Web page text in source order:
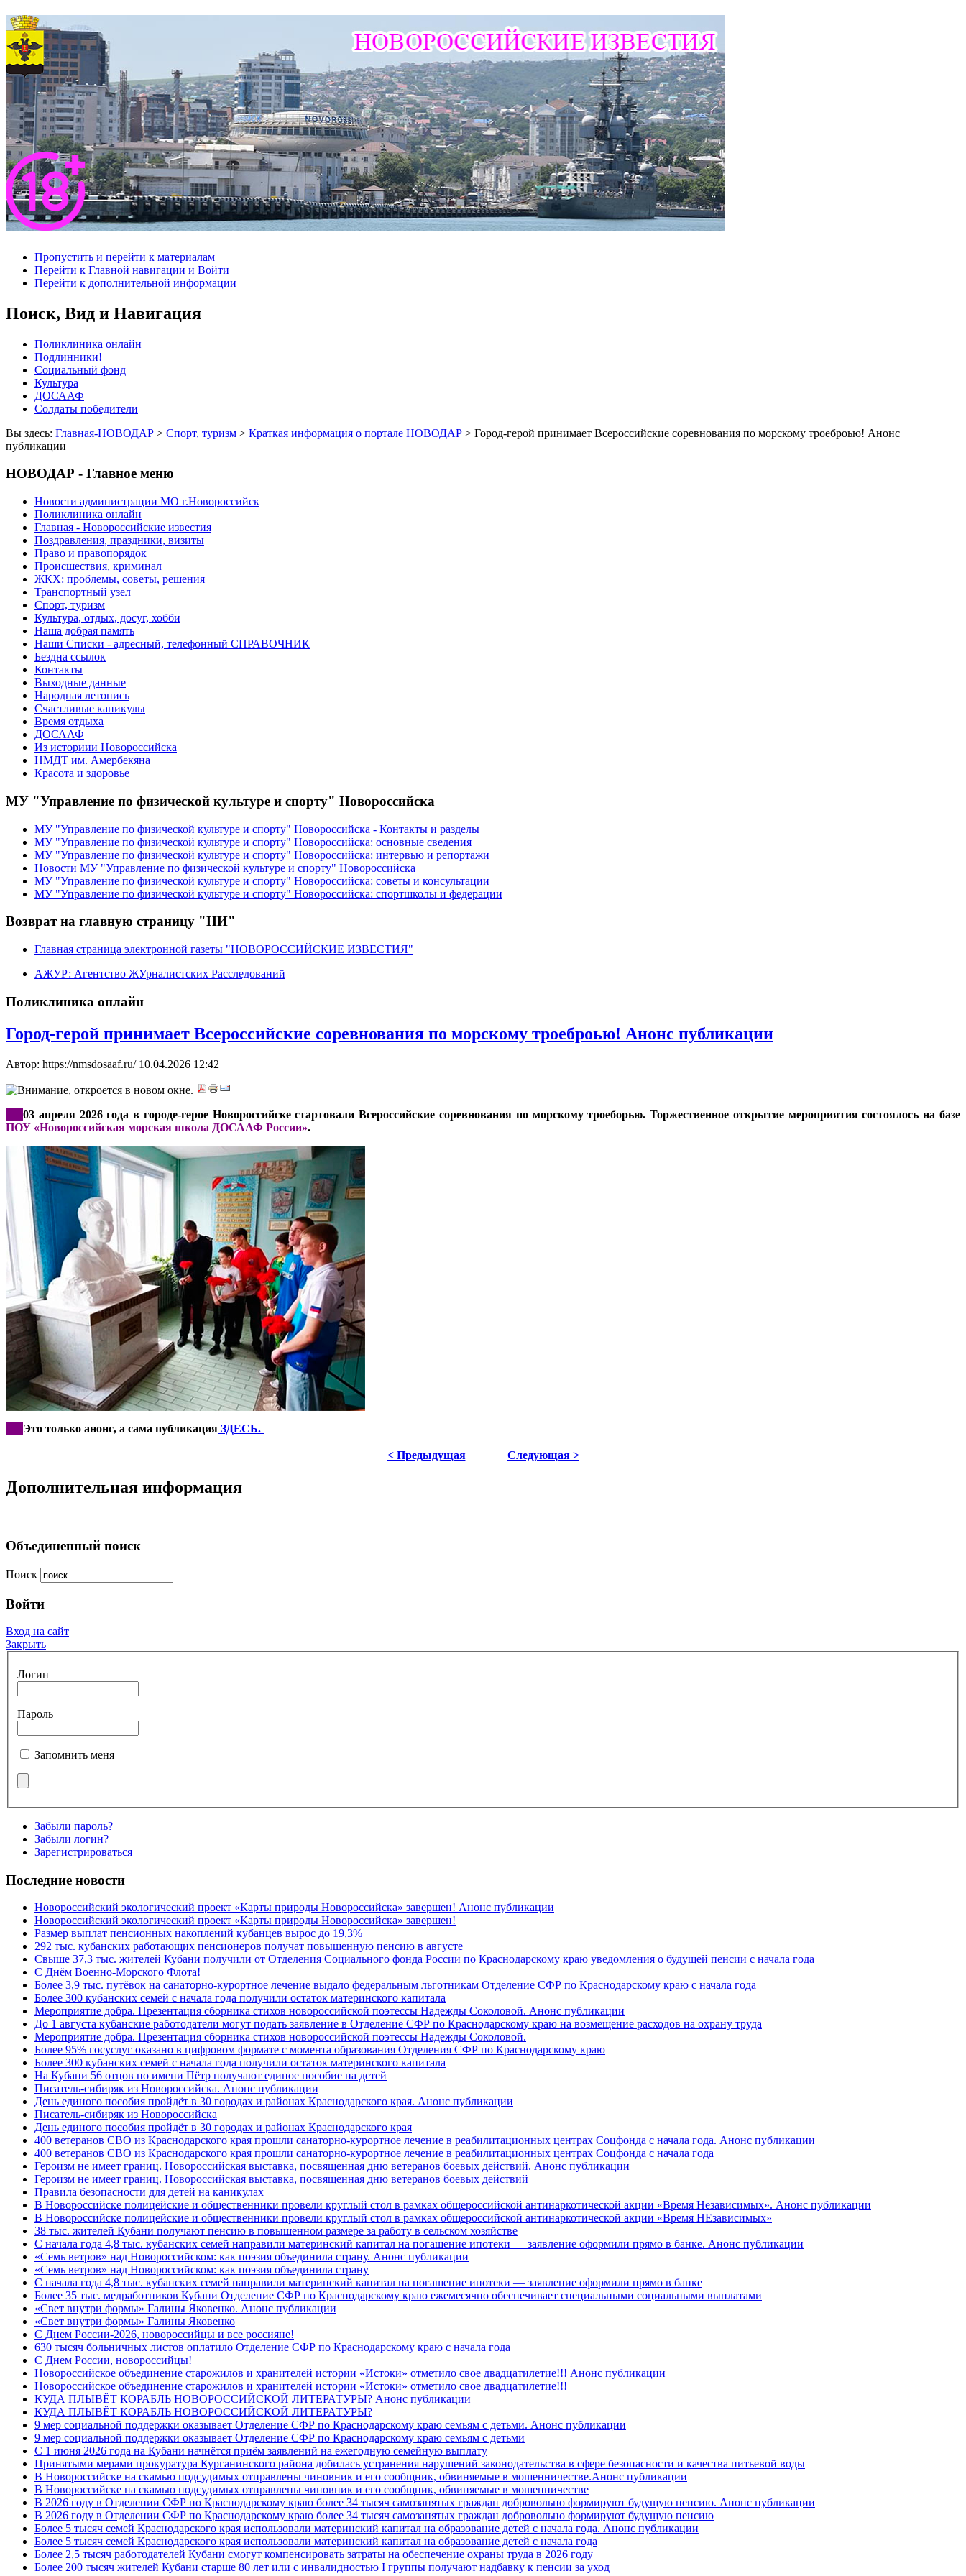
Пропустить и перейти к материалам
Перейти к Главной навигации и Войти
Перейти к дополнительной информации
Поиск, Вид и Навигация
Поликлиника онлайн
Подлинники!
Социальный фонд
Культура
ДОСААФ
Солдаты победители
Вы здесь: Главная-НОВОДАР > Спорт, туризм > Краткая информация о портале НОВОДАР > Город-герой принимает Всероссийские соревнования по морскому троеброью! Анонс
публикации
НОВОДАР - Главное меню
Новости администрации МО г.Новороссийск
Поликлиника онлайн
Главная - Новороссийские известия
Поздравления, праздники, визиты
Право и правопорядок
Происшествия, криминал
ЖКХ: проблемы, советы, решения
Транспортный узел
Спорт, туризм
Культура, отдых, досуг, хобби
Наша добрая память
Наши Списки - адресный, телефонный СПРАВОЧНИК
Бездна ссылок
Контакты
Выходные данные
Народная летопись
Счастливые каникулы
Время отдыха
ДОСААФ
Из историии Новороссийска
НМДТ им. Амербекяна
Красота и здоровье
МУ "Управление по физической культуре и спорту" Новороссийска
МУ "Управление по физической культуре и спорту" Новороссийска - Контакты и разделы
МУ "Управление по физической культуре и спорту" Новороссийска: основные сведения
МУ "Управление по физической культуре и спорту" Новороссийска: интервью и репортажи
Новости МУ "Управление по физической культуре и спорту" Новороссийска
МУ "Управление по физической культуре и спорту" Новороссийска: советы и консультации
МУ "Управление по физической культуре и спорту" Новороссийска: спортшколы и федерации
Возврат на главную страницу "НИ"
Главная страница электронной газеты "НОВОРОССИЙСКИЕ ИЗВЕСТИЯ"
АЖУР: Агентство ЖУрналистских Расследований
Поликлиника онлайн
Город-герой принимает Всероссийские соревнования по морскому троеброью! Анонс публикации
Автор: https://nmsdosaaf.ru/ 10.04.2026 12:42
03 апреля 2026 года в городе-герое Новороссийске стартовали Всероссийские соревнования по морскому троеборью. Торжественное открытие мероприятия состоялось на базе
ПОУ «Новороссийская морская школа ДОСААФ России».
Это только анонс, а сама публикация ЗДЕСЬ.
< Предыдущая Следующая >
Дополнительная информация
Объединенный поиск
Поиск
Войти
Вход на сайт
Закрыть
Логин
Пароль
Запомнить меня
Забыли пароль?
Забыли логин?
Зарегистрироваться
Последние новости
Новороссийский экологический проект «Карты природы Новороссийска» завершен! Анонс публикации
Новороссийский экологический проект «Карты природы Новороссийска» завершен!
Размер выплат пенсионных накоплений кубанцев вырос до 19,3%
292 тыс. кубанских работающих пенсионеров получат повышенную пенсию в августе
Свыше 37,3 тыс. жителей Кубани получили от Отделения Социального фонда России по Краснодарскому краю уведомления о будущей пенсии с начала года
C Днём Военно-Морского Флота!
Более 3,9 тыс. путёвок на санаторно-курортное лечение выдало федеральным льготникам Отделение СФР по Краснодарскому краю с начала года
Более 300 кубанских семей с начала года получили остаток материнского капитала
Мероприятие добра. Презентация сборника стихов новороссийской поэтессы Надежды Соколовой. Анонс публикации
До 1 августа кубанские работодатели могут подать заявление в Отделение СФР по Краснодарскому краю на возмещение расходов на охрану труда
Мероприятие добра. Презентация сборника стихов новороссийской поэтессы Надежды Соколовой.
Более 95% госуслуг оказано в цифровом формате с момента образования Отделения СФР по Краснодарскому краю
Более 300 кубанских семей с начала года получили остаток материнского капитала
На Кубани 56 отцов по имени Пётр получают единое пособие на детей
Писатель-сибиряк из Новороссийска. Анонс публикации
День единого пособия пройдёт в 30 городах и районах Краснодарского края. Анонс публикации
Писатель-сибиряк из Новороссийска
День единого пособия пройдёт в 30 городах и районах Краснодарского края
400 ветеранов СВО из Краснодарского края прошли санаторно-курортное лечение в реабилитационных центрах Соцфонда с начала года. Анонс публикации
400 ветеранов СВО из Краснодарского края прошли санаторно-курортное лечение в реабилитационных центрах Соцфонда с начала года
Героизм не имеет границ. Новороссийская выставка, посвященная дню ветеранов боевых действий. Анонс публикации
Героизм не имеет границ. Новороссийская выставка, посвященная дню ветеранов боевых действий
Правила безопасности для детей на каникулах
В Новороссийске полицейские и общественники провели круглый стол в рамках общероссийской антинаркотической акции «Время Независимых». Анонс публикации
В Новороссийске полицейские и общественники провели круглый стол в рамках общероссийской антинаркотической акции «Время НЕзависимых»
38 тыс. жителей Кубани получают пенсию в повышенном размере за работу в сельском хозяйстве
С начала года 4,8 тыс. кубанских семей направили материнский капитал на погашение ипотеки — заявление оформили прямо в банке. Анонс публикации
«Семь ветров» над Новороссийском: как поэзия объединила страну. Анонс публикации
«Семь ветров» над Новороссийском: как поэзия объединила страну
С начала года 4,8 тыс. кубанских семей направили материнский капитал на погашение ипотеки — заявление оформили прямо в банке
Более 35 тыс. медработников Кубани Отделение СФР по Краснодарскому краю ежемесячно обеспечивает специальными социальными выплатами
«Свет внутри формы» Галины Яковенко. Анонс публикации
«Свет внутри формы» Галины Яковенко
C Днем России-2026, новороссийцы и все россияне!
630 тысяч больничных листов оплатило Отделение СФР по Краснодарскому краю с начала года
C Днем России, новороссийцы!
Новороссийское объединение старожилов и хранителей истории «Истоки» отметило свое двадцатилетие!!! Анонс публикации
Новороссийское объединение старожилов и хранителей истории «Истоки» отметило свое двадцатилетие!!!
КУДА ПЛЫВЁТ КОРАБЛЬ НОВОРОССИЙСКОЙ ЛИТЕРАТУРЫ? Анонс публикации
КУДА ПЛЫВЁТ КОРАБЛЬ НОВОРОССИЙСКОЙ ЛИТЕРАТУРЫ?
9 мер социальной поддержки оказывает Отделение СФР по Краснодарскому краю семьям с детьми. Анонс публикации
9 мер социальной поддержки оказывает Отделение СФР по Краснодарскому краю семьям с детьми
С 1 июня 2026 года на Кубани начнётся приём заявлений на ежегодную семейную выплату
Принятыми мерами прокуратура Курганинского района добилась устранения нарушений законодательства в сфере безопасности и качества питьевой воды
В Новороссийске на скамью подсудимых отправлены чиновник и его сообщник, обвиняемые в мошенничестве.Анонс публикации
В Новороссийске на скамью подсудимых отправлены чиновник и его сообщник, обвиняемые в мошенничестве
В 2026 году в Отделении СФР по Краснодарскому краю более 34 тысяч самозанятых граждан добровольно формируют будущую пенсию. Анонс публикации
В 2026 году в Отделении СФР по Краснодарскому краю более 34 тысяч самозанятых граждан добровольно формируют будущую пенсию
Более 5 тысяч семей Краснодарского края использовали материнский капитал на образование детей с начала года. Анонс публикации
Более 5 тысяч семей Краснодарского края использовали материнский капитал на образование детей с начала года
Более 2,5 тысяч работодателей Кубани смогут компенсировать затраты на обеспечение охраны труда в 2026 году
Более 200 тысяч жителей Кубани старше 80 лет или с инвалидностью I группы получают надбавку к пенсии за уход